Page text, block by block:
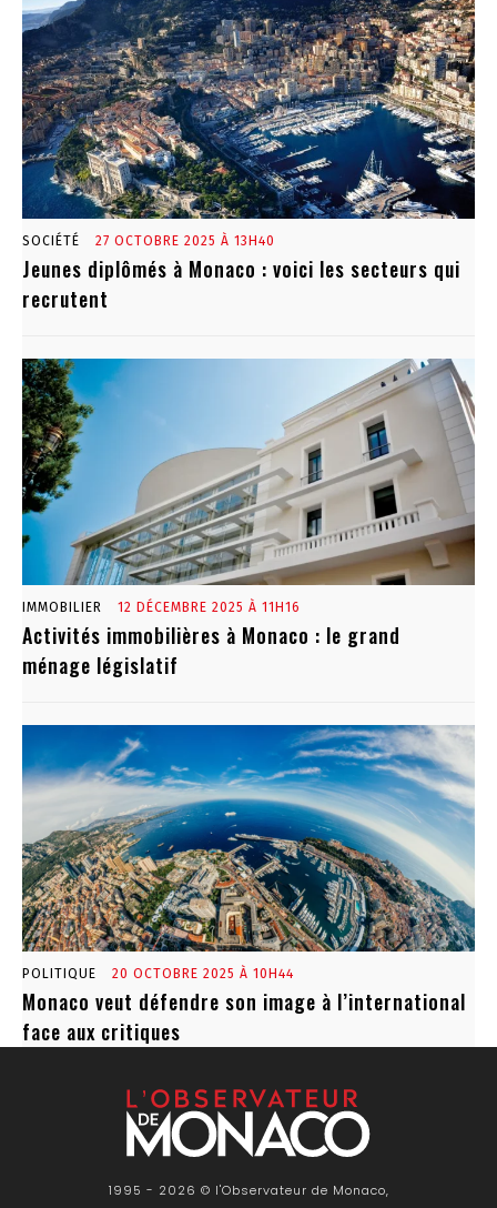
SOCIÉTÉ 27 OCTOBRE 2025 À 13H40
Jeunes diplômés à Monaco : voici les secteurs qui
recrutent
IMMOBILIER 12 DÉCEMBRE 2025 À 11H16
Activités immobilières à Monaco : le grand
ménage législatif
POLITIQUE 20 OCTOBRE 2025 À 10H44
Monaco veut défendre son image à l’international
face aux critiques
1995 - 2026 © l'Observateur de Monaco,